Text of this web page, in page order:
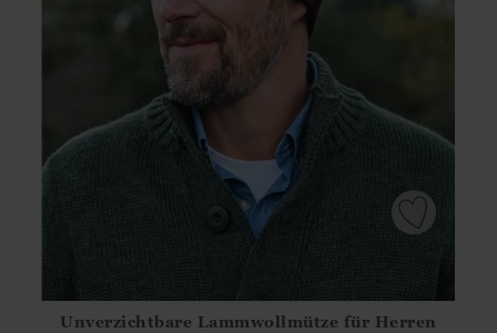
Unverzichtbare Lammwollmütze für Herren